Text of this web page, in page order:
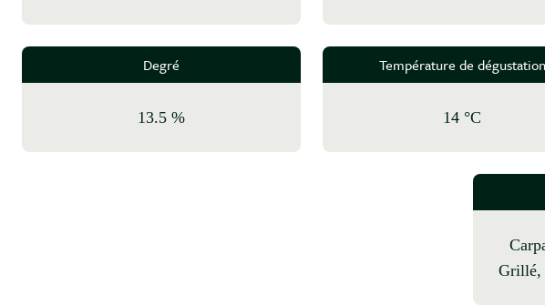
Degré
13.5 %
Température de dégustation
14 °C
Carpaccio de daurade, Homard
Grillé,